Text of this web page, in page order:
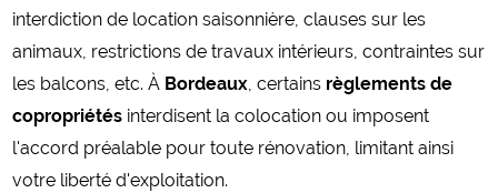
interdiction de location saisonnière, clauses sur les
animaux, restrictions de travaux intérieurs, contraintes sur
les balcons, etc. À Bordeaux, certains règlements de
copropriétés interdisent la colocation ou imposent
l'accord préalable pour toute rénovation, limitant ainsi
votre liberté d'exploitation.